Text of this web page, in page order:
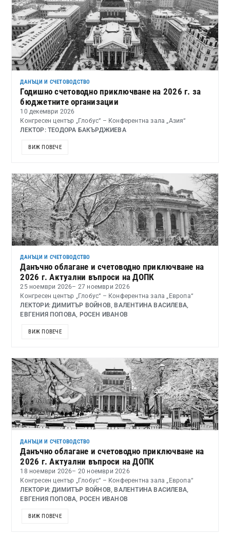
ДАНЪЦИ И СЧЕТОВОДСТВО
Годишно счетоводно приключване на 2026 г. за
бюджетните организации
10 декември 2026
Конгресен център „Глобус“ – Конферентна зала „Азия“
ЛЕКТОР: ТЕОДОРА БАКЪРДЖИЕВА
ВИЖ ПОВЕЧЕ
ДАНЪЦИ И СЧЕТОВОДСТВО
Данъчно облагане и счетоводно приключване на
2026 г. Актуални въпроси на ДОПК
25 ноември 2026– 27 ноември 2026
Конгресен център „Глобус“ – Конферентна зала „Европа“
ЛЕКТОРИ: ДИМИТЪР ВОЙНОВ, ВАЛЕНТИНА ВАСИЛЕВА,
ЕВГЕНИЯ ПОПОВА, РОСЕН ИВАНОВ
ВИЖ ПОВЕЧЕ
ДАНЪЦИ И СЧЕТОВОДСТВО
Данъчно облагане и счетоводно приключване на
2026 г. Актуални въпроси на ДОПК
18 ноември 2026– 20 ноември 2026
Конгресен център „Глобус“ – Конферентна зала „Европа“
ЛЕКТОРИ: ДИМИТЪР ВОЙНОВ, ВАЛЕНТИНА ВАСИЛЕВА,
ЕВГЕНИЯ ПОПОВА, РОСЕН ИВАНОВ
ВИЖ ПОВЕЧЕ